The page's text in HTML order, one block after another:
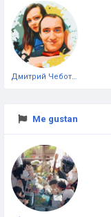
Me gustan